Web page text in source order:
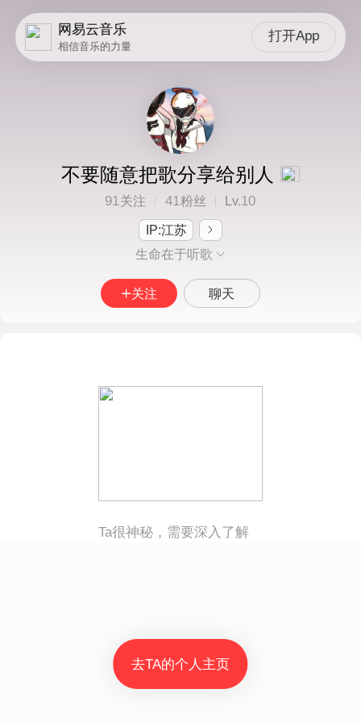
网易云音乐
相信音乐的力量
打开App
不要随意把歌分享给别人
91关注 41粉丝 Lv.10
IP:江苏
生命在于听歌
关注 聊天
Ta很神秘，需要深入了解
去TA的个人主页